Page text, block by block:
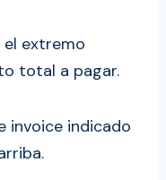
el extremo
total a pagar.
invoice indicado